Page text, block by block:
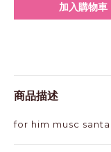
加入購物車
商品描述
for him musc